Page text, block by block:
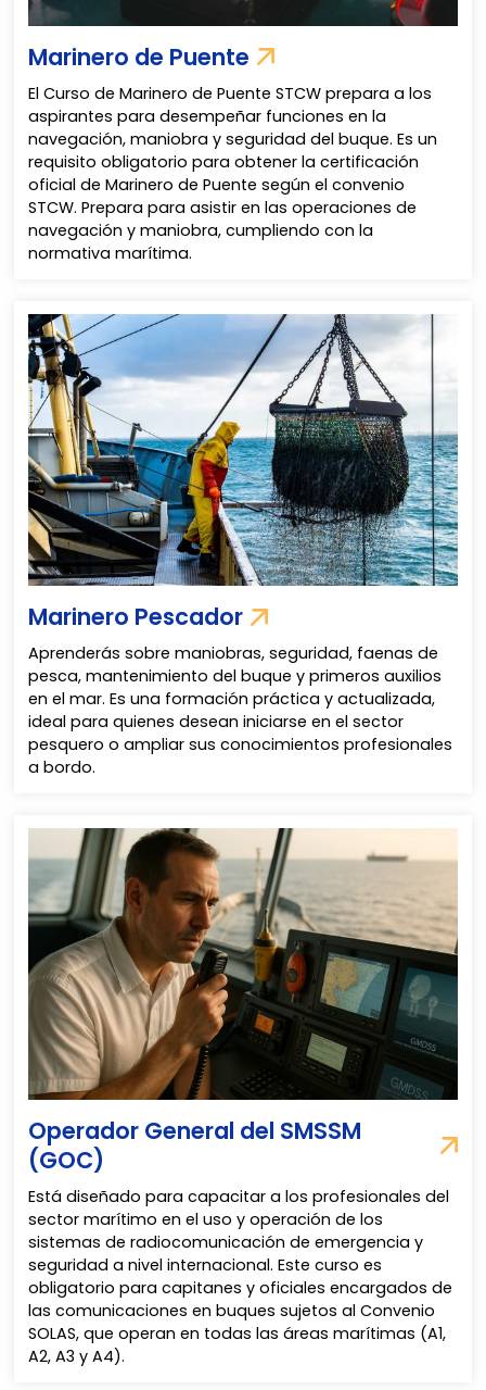
Marinero de Puente
El Curso de Marinero de Puente STCW prepara a los
aspirantes para desempeñar funciones en la
navegación, maniobra y seguridad del buque. Es un
requisito obligatorio para obtener la certificación
oficial de Marinero de Puente según el convenio
STCW. Prepara para asistir en las operaciones de
navegación y maniobra, cumpliendo con la
normativa marítima.
Marinero Pescador
Aprenderás sobre maniobras, seguridad, faenas de
pesca, mantenimiento del buque y primeros auxilios
en el mar. Es una formación práctica y actualizada,
ideal para quienes desean iniciarse en el sector
pesquero o ampliar sus conocimientos profesionales
a bordo.
Operador General del SMSSM
(GOC)
Está diseñado para capacitar a los profesionales del
sector marítimo en el uso y operación de los
sistemas de radiocomunicación de emergencia y
seguridad a nivel internacional. Este curso es
obligatorio para capitanes y oficiales encargados de
las comunicaciones en buques sujetos al Convenio
SOLAS, que operan en todas las áreas marítimas (A1,
A2, A3 y A4).